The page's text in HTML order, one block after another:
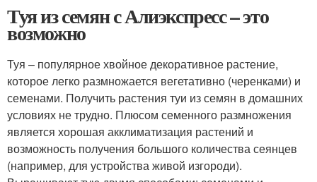
Туя из семян с Алиэкспресс – это
возможно
Туя – популярное хвойное декоративное растение,
которое легко размножается вегетативно (черенками) и
семенами. Получить растения туи из семян в домашних
условиях не трудно. Плюсом семенного размножения
является хорошая акклиматизация растений и
возможность получения большого количества сеянцев
(например, для устройства живой изгороди).